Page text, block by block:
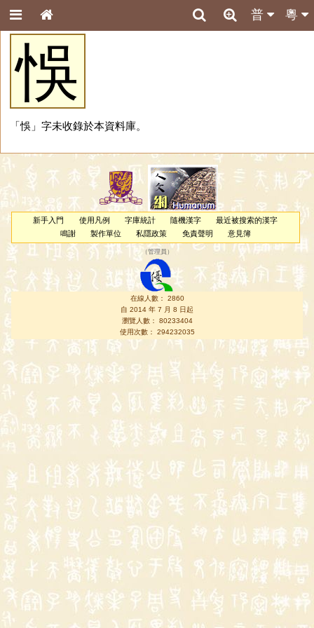
粵
普
悞
「悞」字未收錄於本資料庫。
新手入門 使用凡例 字庫統計 隨機漢字
最近被搜索的漢字
鳴謝
製作單位 私隱政策 免責聲明 意見簿
（管理員 ）
在線人數： 2860
自 2014 年 7 月 8 日起
瀏覽人數： 80233404
使用次數： 294232035